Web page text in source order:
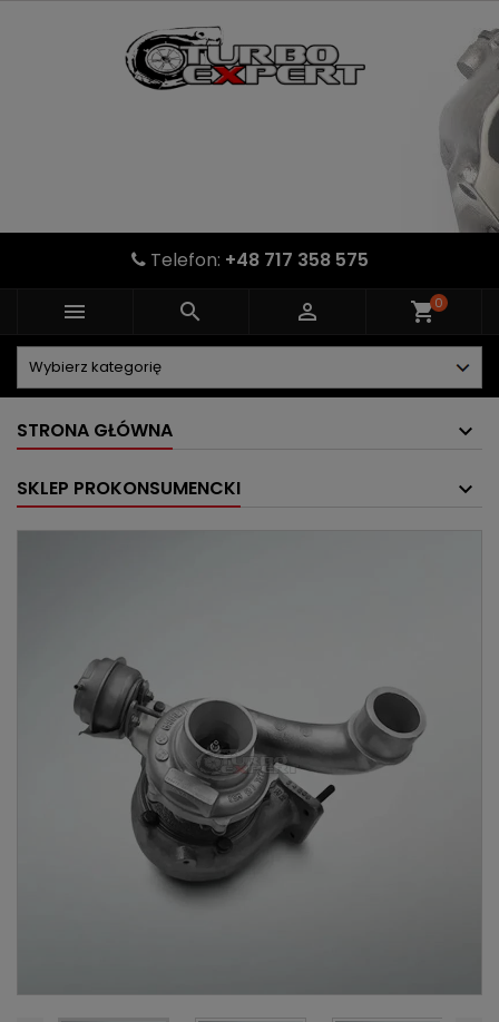
Telefon: +48 717 358 575
   shopping_cart0
STRONA GŁÓWNA
SKLEP PROKONSUMENCKI